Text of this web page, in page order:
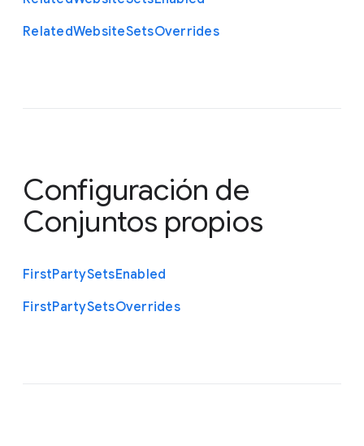
RelatedWebsiteSetsOverrides
Configuración de
Conjuntos propios
FirstPartySetsEnabled
FirstPartySetsOverrides